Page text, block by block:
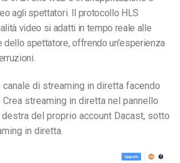
agli spettatori. Il protocollo HLS
video si adatti in tempo reale alle
spettatore, offrendo un’esperienza
canale di streaming in diretta facendo
Crea streaming in diretta nel pannello
destra del proprio account Dacast, sotto
in diretta.